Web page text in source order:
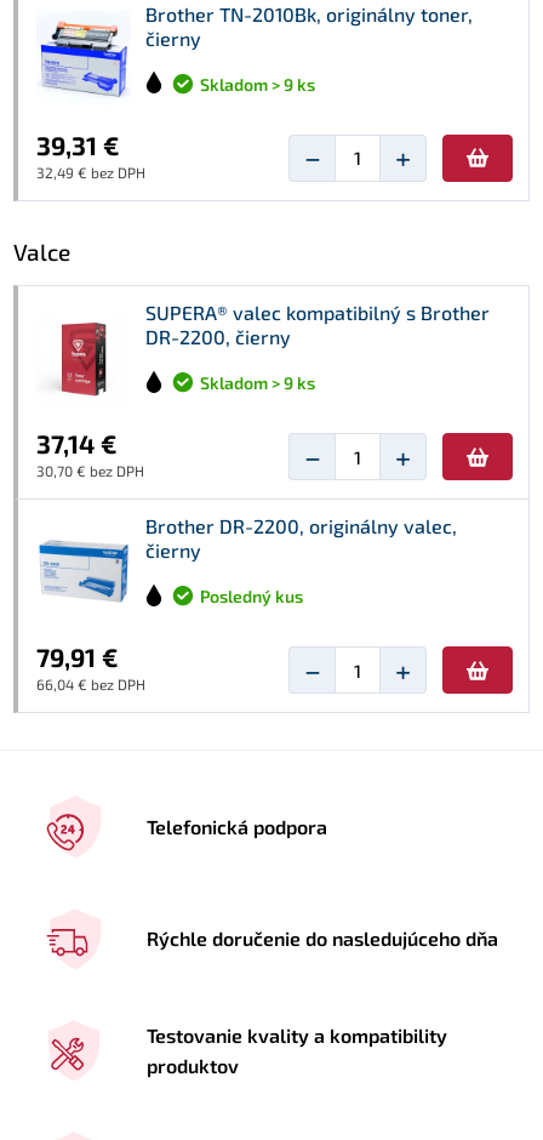
Brother TN-2010Bk, originálny toner,
čierny
Skladom > 9 ks
39,31 €
32,49 € bez DPH − +
Valce
SUPERA® valec kompatibilný s Brother
DR-2200, čierny
Skladom > 9 ks
37,14 €
30,70 € bez DPH − +
Brother DR-2200, originálny valec,
čierny
Posledný kus
79,91 €
66,04 € bez DPH − +
Telefonická podpora
Rýchle doručenie do nasledujúceho dňa
Testovanie kvality a kompatibility
produktov